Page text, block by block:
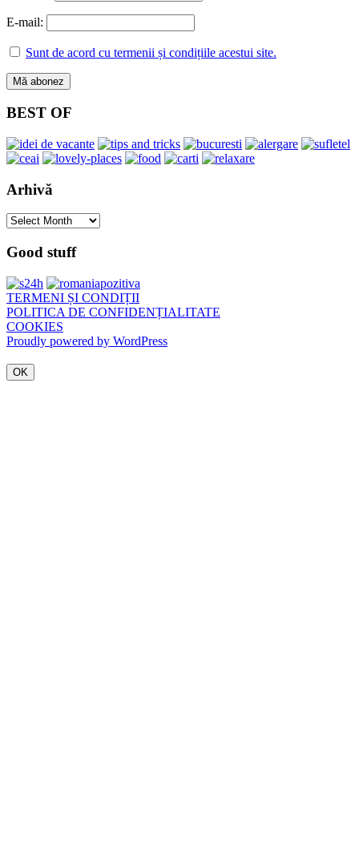
E-mail:
Sunt de acord cu termenii și condițiile acestui site.
BEST OF
Arhivă
Arhivă
Good stuff
TERMENI ȘI CONDIȚII
POLITICA DE CONFIDENȚIALITATE
COOKIES
Proudly powered by WordPress
OK